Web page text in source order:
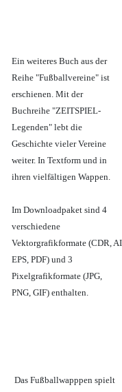
Ein weiteres Buch aus der
Reihe "Fußballvereine" ist
erschienen. Mit der
Buchreihe "ZEITSPIEL-
Legenden" lebt die
Geschichte vieler Vereine
weiter. In Textform und in
ihren vielfältigen Wappen.
Im Downloadpaket sind 4
verschiedene
Vektorgrafikformate (CDR, AI
EPS, PDF) und 3
Pixelgrafikformate (JPG,
PNG, GIF) enthalten.
Das Fußballwapppen spielt